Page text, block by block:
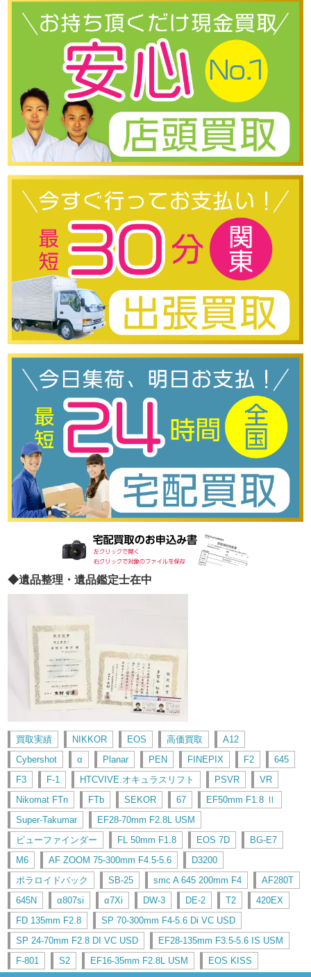
◆遺品整理・遺品鑑定士在中
買取実績 NIKKOR EOS 高価買取
A12
Cybershot
α Planar PEN FINEPIX F2
645
F3
F-1 HTCVIVE.オキュラスリフト PSVR
VR
Nikomat FTn
FTb SEKOR 67
EF50mm F1.8 Ⅱ
Super-Takumar
EF28-70mm F2.8L USM
ビューファインダー
FL 50mm F1.8 EOS 7D
BG-E7
M6
AF ZOOM 75-300mm F4.5-5.6
D3200
ポラロイドバック
SB-25 smc A 645 200mm F4
AF280T
645N
α807si α7Xi DW-3 DE-2 T2
420EX
FD 135mm F2.8
SP 70-300mm F4-5.6 Di VC USD
SP 24-70mm F2.8 DI VC USD
EF28-135mm F3.5-5.6 IS USM
F-801
S2 EF16-35mm F2.8L USM EOS KISS